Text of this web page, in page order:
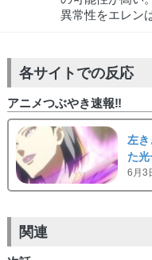
異常性をエレン
各サイトでの反応
アニメつぶやき速報‼︎
左
た
6月3
関連